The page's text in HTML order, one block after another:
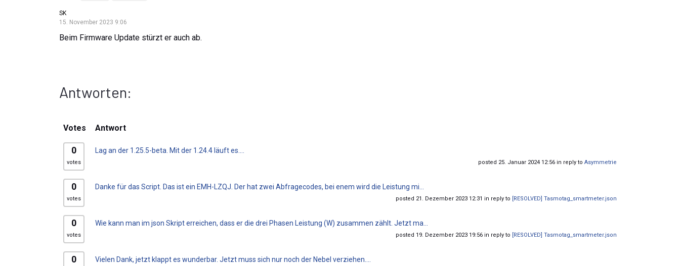
SK
15. November 2023 9:06
Beim Firmware Update stürzt er auch ab.
Antworten:
Votes Antwort
0
votes
Lag an der 1.25.5-beta. Mit der 1.24.4 läuft es....
posted 25. Januar 2024 12:56 in reply to Asymmetrie
0
votes
Danke für das Script. Das ist ein EMH-LZQJ. Der hat zwei Abfragecodes, bei enem wird die Leistung mi...
posted 21. Dezember 2023 12:31 in reply to [RESOLVED] Tasmotag_smartmeter.json
0
votes
Wie kann man im json Skript erreichen, dass er die drei Phasen Leistung (W) zusammen zählt. Jetzt ma...
posted 19. Dezember 2023 19:56 in reply to [RESOLVED] Tasmotag_smartmeter.json
0 Vielen Dank, jetzt klappt es wunderbar. Jetzt muss sich nur noch der Nebel verziehen....